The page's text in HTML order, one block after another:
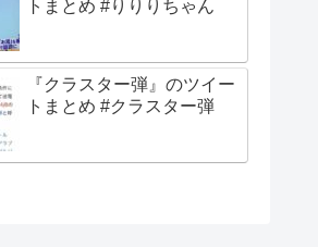
トまとめ #りりりちゃん
『クラスター弾』のツイー
トまとめ #クラスター弾